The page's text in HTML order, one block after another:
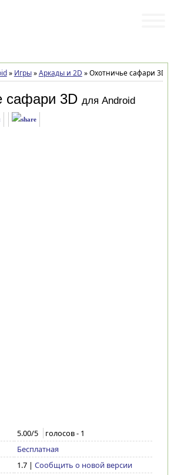
» Игры»Аркады и 2D »Охотничье сафари 3D
сафари 3D для Android
5.00/5 голосов - 1
Бесплатная
1.7| Сообщить о новой версии